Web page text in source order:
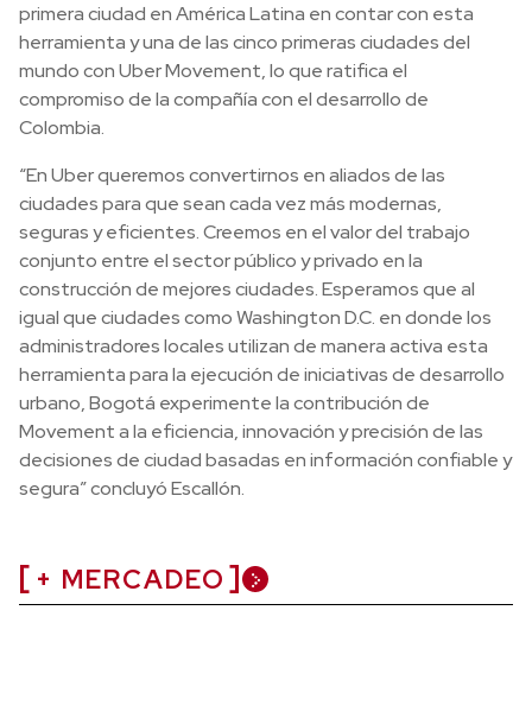
primera ciudad en América Latina en contar con esta
herramienta y una de las cinco primeras ciudades del
mundo con Uber Movement, lo que ratifica el
compromiso de la compañía con el desarrollo de
Colombia.
“En Uber queremos convertirnos en aliados de las
ciudades para que sean cada vez más modernas,
seguras y eficientes. Creemos en el valor del trabajo
conjunto entre el sector público y privado en la
construcción de mejores ciudades. Esperamos que al
igual que ciudades como Washington D.C. en donde los
administradores locales utilizan de manera activa esta
herramienta para la ejecución de iniciativas de desarrollo
urbano, Bogotá experimente la contribución de
Movement a la eficiencia, innovación y precisión de las
decisiones de ciudad basadas en información confiable y
segura” concluyó Escallón.
+ MERCADEO